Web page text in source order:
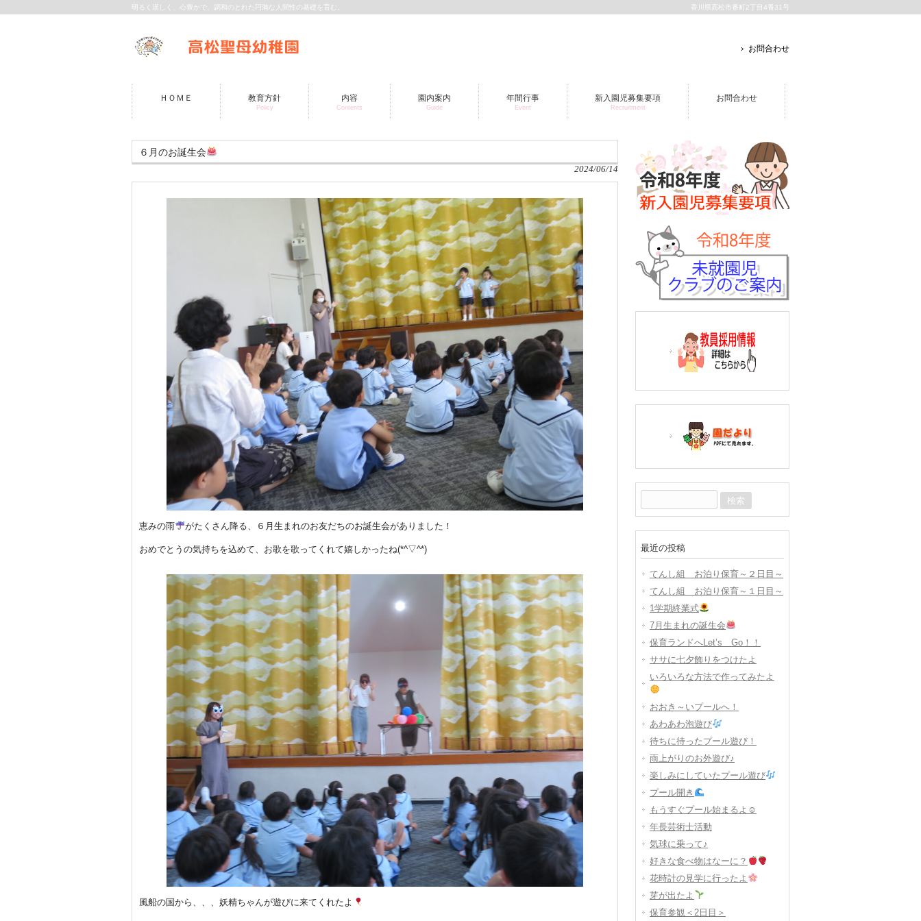
明るく逞しく、心豊かで、調和のとれた円満な人間性の基礎を育む。 香川県高松市番町2丁目4番31号
お問合わせ
ＨＯＭＥ 教育方針
Policy
内容
Contents
園内案内
Guide
年間行事
Event
新入園児募集要項
Recruitment
お問合わせ
６月のお誕生会
2024/06/14
恵みの雨 がたくさん降る、６月生まれのお友だちのお誕生会がありました！
おめでとうの気持ちを込めて、お歌を歌ってくれて嬉しかったね(*^▽^*)
風船の国から、、、妖精ちゃんが遊びに来てくれたよ
索:
最近の投稿
てんし組 お泊り保育～２日目～
てんし組 お泊り保育～１日目～
1学期終業式
7月生まれの誕生会
保育ランドへLet’s Go！！
ササに七夕飾りをつけたよ
いろいろな方法で作ってみたよ
おおき～いプールへ！
あわあわ泡遊び
待ちに待ったプール遊び！
雨上がりのお外遊び♪
楽しみにしていたプール遊び
プール開き
もうすぐプール始まるよ☺
年長芸術士活動
気球に乗って♪
好きな食べ物はなーに？
花時計の見学に行ったよ
芽が出たよ
保育参観＜2日目＞